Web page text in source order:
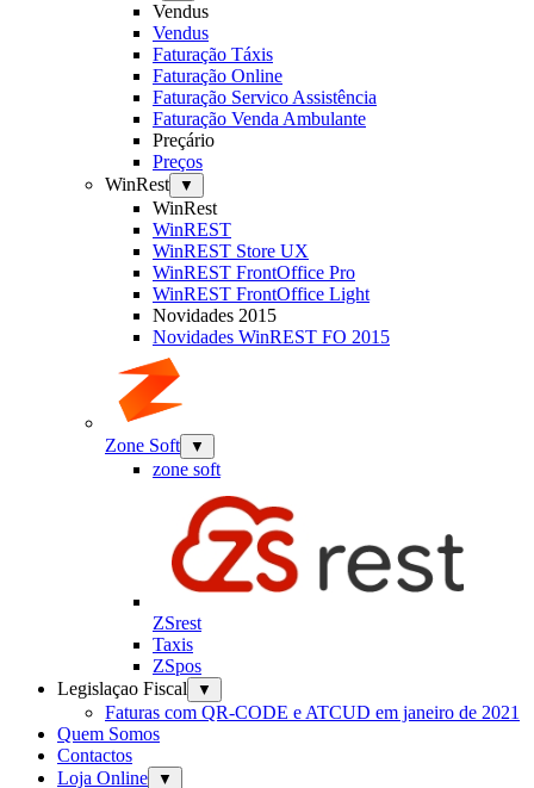
Vendus
Vendus
Faturação Táxis
Faturação Online
Faturação Servico Assistência
Faturação Venda Ambulante
Preçário
Preços
WinRest
▼
WinRest
WinREST
WinREST Store UX
WinREST FrontOffice Pro
WinREST FrontOffice Light
Novidades 2015
Novidades WinREST FO 2015
Zone Soft ▼
zone soft
ZSrest
Taxis
ZSpos
Legislaçao Fiscal
▼
Faturas com QR-CODE e ATCUD em janeiro de 2021
Quem Somos
Contactos
Loja Online
▼